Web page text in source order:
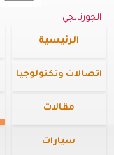
الجورنالجي
الرئيسية
اتصالات وتكنولوجيا
مقالات
سيارات